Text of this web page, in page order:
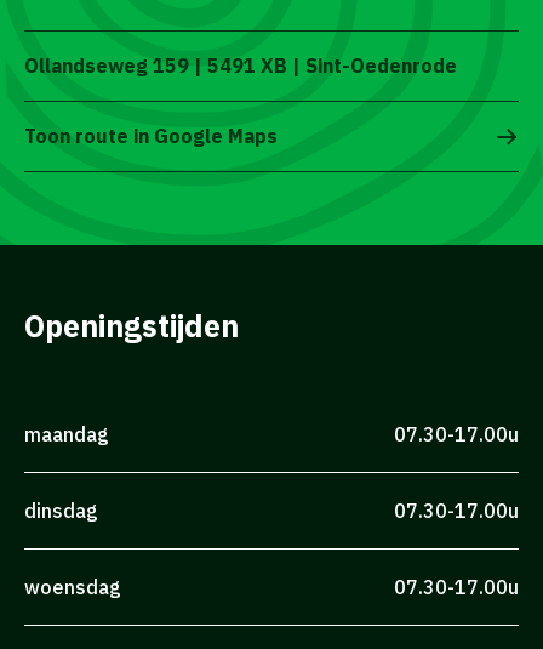
Ollandseweg 159 | 5491 XB | Sint-Oedenrode
Toon route in Google Maps
Openingstijden
maandag 07.30-17.00u
dinsdag 07.30-17.00u
woensdag 07.30-17.00u